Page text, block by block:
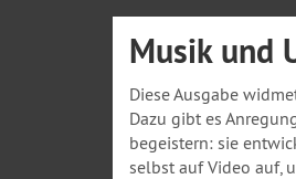
Musik und
Diese Ausgabe
Dazu gibt es
begeistern: sie
selbst auf Video auf,